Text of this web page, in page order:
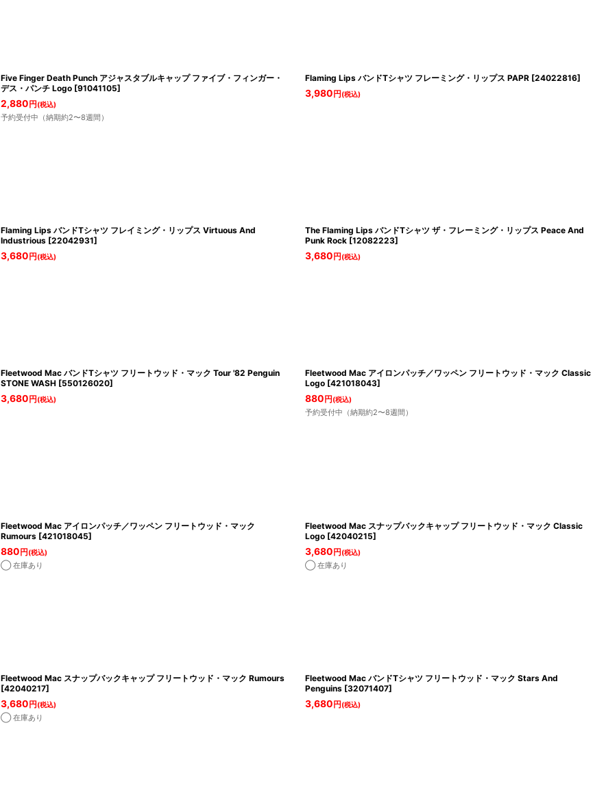
Five Finger Death Punch アジャスタブルキャップ ファイブ・フィンガー・
デス・パンチ Logo [91041105]
2,880 円 (税込)
予約受付中（納期約2〜8週間）
Flaming Lips バンドTシャツ フレーミング・リップス PAPR [24022816]
3,980 円 (税込)
Flaming Lips バンドTシャツ フレイミング・リップス Virtuous And
Industrious [22042931]
3,680 円 (税込)
The Flaming Lips バンドTシャツ ザ・フレーミング・リップス Peace And
Punk Rock [12082223]
3,680 円 (税込)
Fleetwood Mac バンドTシャツ フリートウッド・マック Tour '82 Penguin
STONE WASH [550126020]
3,680 円 (税込)
Fleetwood Mac アイロンパッチ／ワッペン フリートウッド・マック Classic
Logo [421018043]
880 円 (税込)
予約受付中（納期約2〜8週間）
Fleetwood Mac アイロンパッチ／ワッペン フリートウッド・マック
Rumours [421018045]
880 円 (税込)
◯ 在庫あり
Fleetwood Mac スナップバックキャップ フリートウッド・マック Classic
Logo [42040215]
3,680 円 (税込)
◯ 在庫あり
Fleetwood Mac スナップバックキャップ フリートウッド・マック Rumours
[42040217]
3,680 円 (税込)
◯ 在庫あり
Fleetwood Mac バンドTシャツ フリートウッド・マック Stars And
Penguins [32071407]
3,680 円 (税込)